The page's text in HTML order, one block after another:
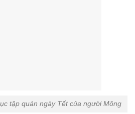
tập quán ngày Tết của người Mông